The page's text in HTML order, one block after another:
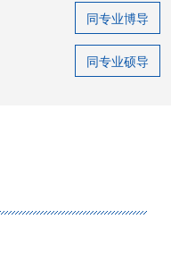
同专业博导
同专业硕导